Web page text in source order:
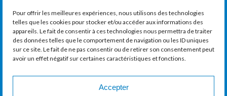
Pour offrir les meilleures expériences, nous utilisons des technologies
telles que les cookies pour stocker et/ou accéder aux informations des
appareils. Le fait de consentir à ces technologies nous permettra de traiter
des données telles que le comportement de navigation ou les ID uniques
sur ce site. Le fait de ne pas consentir ou de retirer son consentement peut
avoir un effet négatif sur certaines caractéristiques et fonctions.
Accepter
LA CHAMBRE DE COMMERCE ET D’INDUSTRIE
DE VAUDREUIL-SOULANGES
11, boul. de la Cité-des-Jeunes, Suite 201